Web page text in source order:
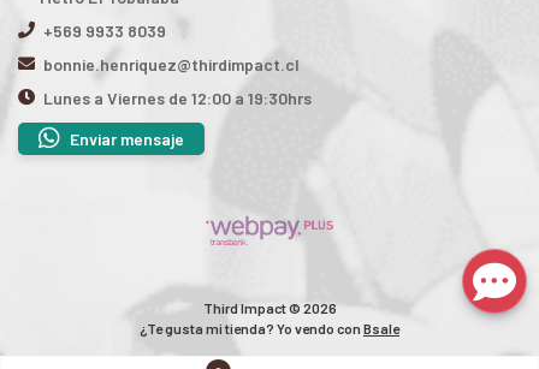
+569 9933 8039
bonnie.henriquez@thirdimpact.cl
Lunes a Viernes de 12:00 a 19:30hrs
Enviar mensaje
Third Impact © 2026
¿Te gusta mi tienda? Yo vendo con Bsale